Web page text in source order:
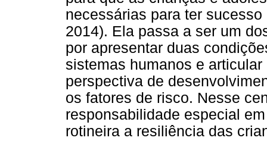
necessárias para ter
2014). Ela passa a ser um
por apresentar duas
sistemas humanos e
perspectiva de
os fatores de risco. Nesse
responsabilidade especial
rotineira a resiliência das